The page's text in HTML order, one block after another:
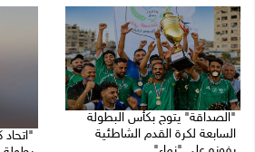
"الصداقة" يتوج بكأس البطولة
السابعة لكرة القدم الشاطئية